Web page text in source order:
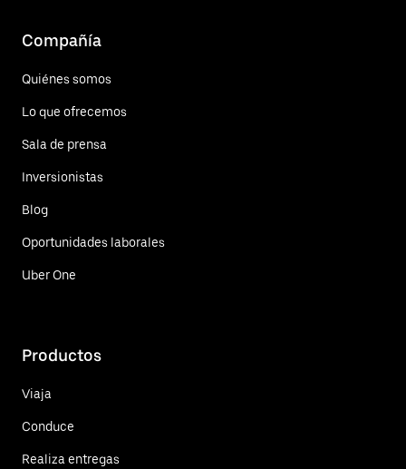
Compañía
Quiénes somos
Lo que ofrecemos
Sala de prensa
Inversionistas
Blog
Oportunidades laborales
Uber One
Productos
Viaja
Conduce
Realiza entregas